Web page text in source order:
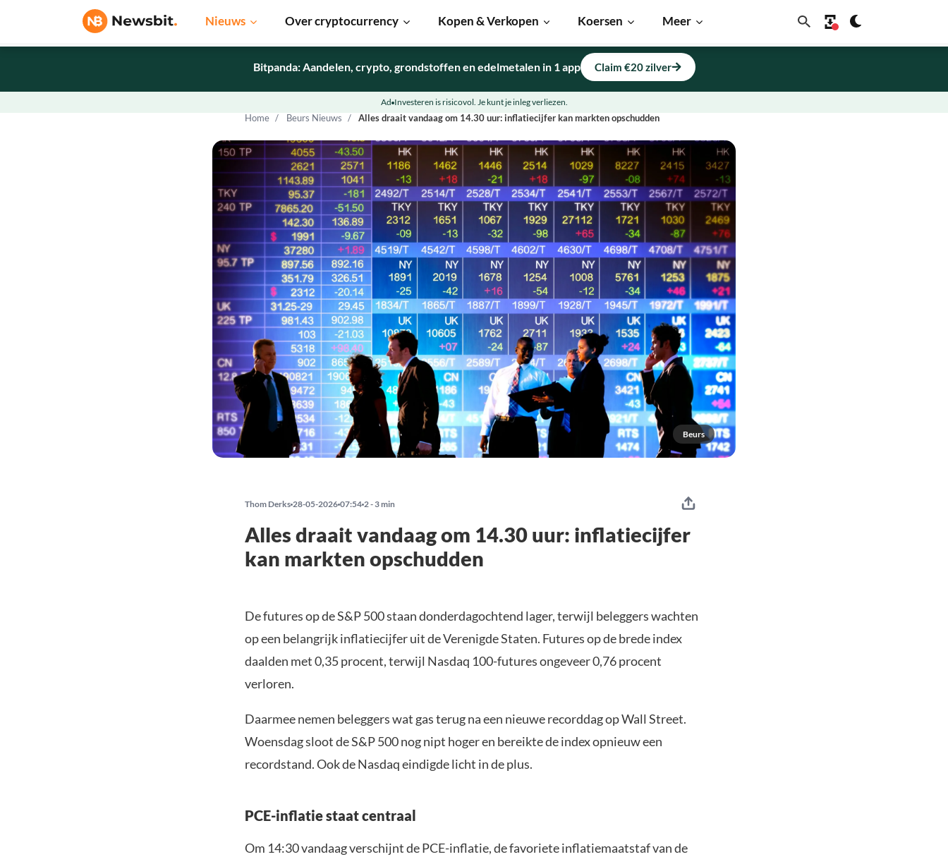
Nieuws Over cryptocurrency Kopen & Verkopen Koersen Meer
Home Beurs Nieuws Alles draait vandaag om 14.30 uur: inflatiecijfer kan markten opschudden
Beurs
Bitpanda: Aandelen, crypto, grondstoffen en edelmetalen in 1 app Claim €20 zilver
Ad Investeren is risicovol. Je kunt je inleg verliezen.
Thom Derks 28-05-2026 07:54 2 - 3 min
Alles draait vandaag om 14.30 uur: inflatiecijfer
kan markten opschudden
De futures op de S&P 500 staan donderdagochtend lager, terwijl beleggers wachten
op een belangrijk inflatiecijfer uit de Verenigde Staten. Futures op de brede index
daalden met 0,35 procent, terwijl Nasdaq 100-futures ongeveer 0,76 procent
verloren.
Daarmee nemen beleggers wat gas terug na een nieuwe recorddag op Wall Street.
Woensdag sloot de S&P 500 nog nipt hoger en bereikte de index opnieuw een
recordstand. Ook de Nasdaq eindigde licht in de plus.
PCE-inflatie staat centraal
Om 14:30 vandaag verschijnt de PCE-inflatie, de favoriete inflatiemaatstaf van de